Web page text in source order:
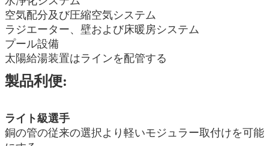
空気配分及び圧縮空気システム
ラジエーター、壁および床暖房システム
プール設備
太陽給湯装置はラインを配管する
製品利便:
ライト級選手
銅の管の従来の選択より軽いモジュラー取付けを可能